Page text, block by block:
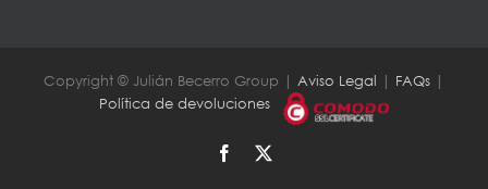
Copyright © Julián Becerro Group | Aviso Legal | FAQs |
Política de devoluciones
Facebook